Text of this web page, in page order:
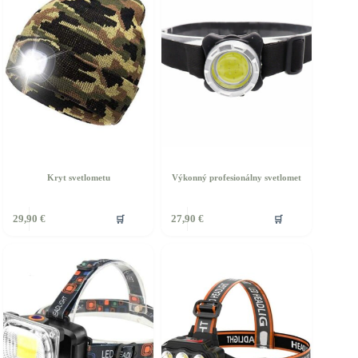
Kryt svetlometu
29,90 € 🛒
Výkonný profesionálny svetlomet
27,90 € 🛒